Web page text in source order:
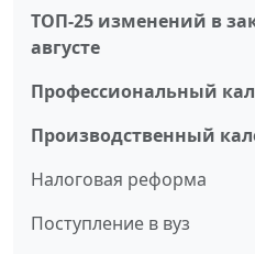
ТОП-25 изменений в
августе
Профессиональный
Производственный
Налоговая реформа
Поступление в вуз